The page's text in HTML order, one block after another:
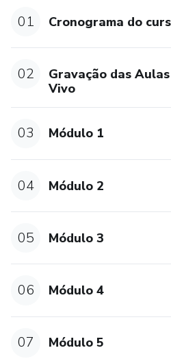
• 6 módulos gravados
• 2 Encontros ao vivo (on-line)
• 1 masterclass de construção de
ao vivo com feedback individual
• 1 frasco da aromaterapia
01 Cronograma do
02
Gravação das
Vivo
03 Módulo 1
04 Módulo 2
05 Módulo 3
06 Módulo 4
07 Módulo 5